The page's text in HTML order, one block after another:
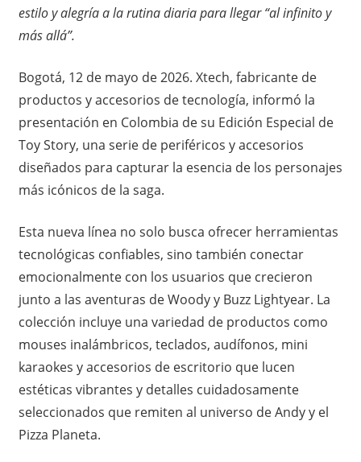
estilo y alegría a la rutina diaria para llegar “al infinito y
más allá”.
Bogotá, 12 de mayo de 2026. Xtech, fabricante de
productos y accesorios de tecnología, informó la
presentación en Colombia de su Edición Especial de
Toy Story, una serie de periféricos y accesorios
diseñados para capturar la esencia de los personajes
más icónicos de la saga.
Esta nueva línea no solo busca ofrecer herramientas
tecnológicas confiables, sino también conectar
emocionalmente con los usuarios que crecieron
junto a las aventuras de Woody y Buzz Lightyear. La
colección incluye una variedad de productos como
mouses inalámbricos, teclados, audífonos, mini
karaokes y accesorios de escritorio que lucen
estéticas vibrantes y detalles cuidadosamente
seleccionados que remiten al universo de Andy y el
Pizza Planeta.